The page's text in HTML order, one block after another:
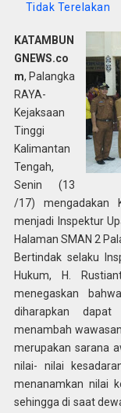
Tidak Terelakan
KATAMBUN
GNEWS.co
m, Palangka
RAYA-
Kejaksaan
Tinggi
Kalimantan
Tengah,
Senin (13
/17) mengadakan
menjadi Inspektur
Halaman SMAN 2
Bertindak selaku
Hukum, H.
menegaskan
diharapkan
menambah
merupakan sarana
nilai- nilai
menanamkan nilai
sehingga di saat